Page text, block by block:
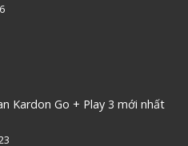
Kardon Go + Play 3 mới nhất